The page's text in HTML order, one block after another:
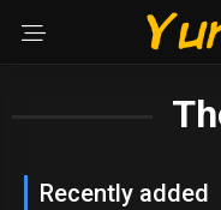
Recently added